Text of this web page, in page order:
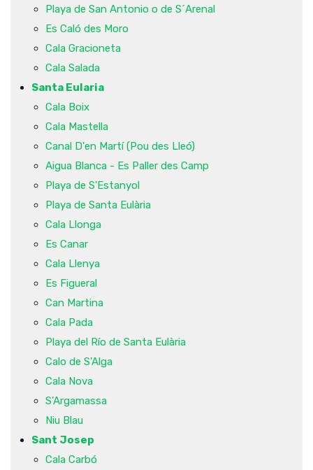
Playa de San Antonio o de S´Arenal
Es Caló des Moro
Cala Gracioneta
Cala Salada
Santa Eularia
Cala Boix
Cala Mastella
Canal D'en Martí (Pou des Lleó)
Aigua Blanca - Es Paller des Camp
Playa de S'Estanyol
Playa de Santa Eulària
Cala Llonga
Es Canar
Cala Llenya
Es Figueral
Can Martina
Cala Pada
Playa del Río de Santa Eulària
Calo de S'Alga
Cala Nova
S'Argamassa
Niu Blau
Sant Josep
Cala Carbó